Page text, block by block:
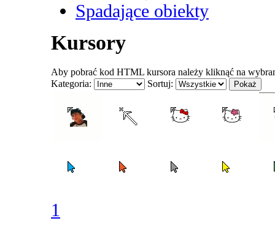
Spadające obiekty
Kursory
Aby pobrać kod HTML kursora należy kliknąć na
Kategoria:
Sortuj:
1